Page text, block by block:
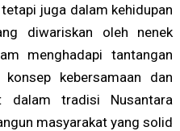
juga dalam kehidupan
diwariskan oleh nenek
menghadapi tantangan
kebersamaan dan
dalam tradisi Nusantara
masyarakat yang solid